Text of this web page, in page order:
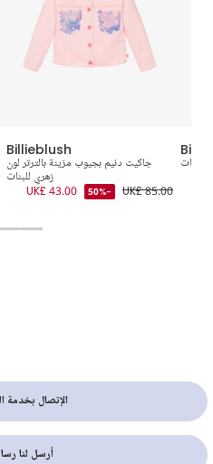
Billieblush
جاكيت دنيم بجيوب مزينة بالترتر لون
زهري للبنات
UK£ 85.00
-50%
UK£ 43.00
للبنات
الإتصال بخدمة
أرسل لنا